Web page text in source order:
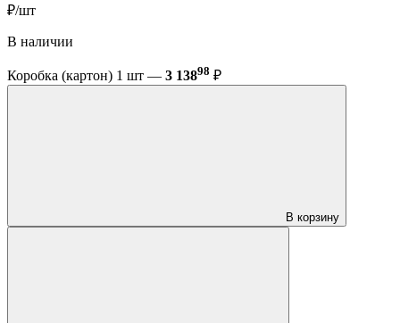
₽/шт
В наличии
Коробка (картон) 1 шт — 3 13898 ₽
В корзину